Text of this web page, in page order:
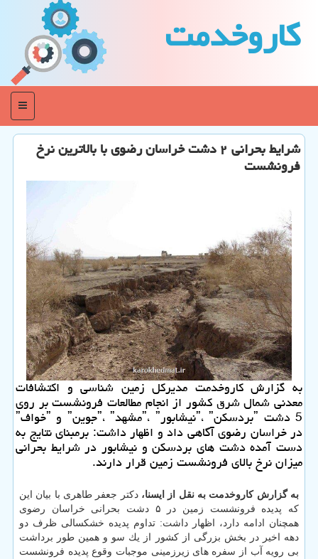
كاروخدمت
منو
شرایط بحرانی ۲ دشت خراسان رضوی با بالاترین نرخ
فرونشست
به گزارش كاروخدمت مدیركل زمین شناسی و اكتشافات
معدنی شمال شرق كشور از انجام مطالعات فرونشست بر روی
5 دشت ˮبردسكنˮ، ˮنیشابورˮ، ˮمشهدˮ، ˮجوینˮ و ˮخوافˮ
در خراسان رضوی آگاهی داد و اظهار داشت: برمبنای نتایج به
دست آمده دشت های بردسكن و نیشابور در شرایط بحرانی
میزان نرخ بالای فرونشست زمین قرار دارند.
به گزارش كاروخدمت به نقل از ایسنا،دكتر جعفر طاهری با بیان این
كه پدیده فرونشست زمین در ۵ دشت بحرانی خراسان رضوی
همچنان ادامه دارد، اظهار داشت: تداوم پدیده خشكسالی ظرف دو
دهه اخیر در بخش بزرگی از كشور از یك سو و همین طور برداشت
بی رویه آب از سفره های زیرزمینی موجبات وقوع پدیده فرونشست